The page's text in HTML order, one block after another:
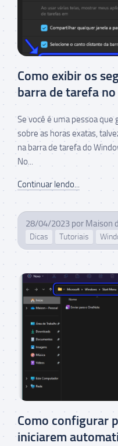
Como exibir os
barra de tarefa
Se você é uma pessoa
sobre as horas exatas,
na barra de tarefa do
No...
Continuar lendo...
28/04/2023 por Maison
Dicas Tutoriais
Como configurar
iniciarem